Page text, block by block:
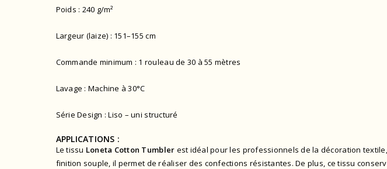
Poids : 240 g/m²
Largeur (laize) : 151–155 cm
Commande minimum : 1 rouleau de 30 à 55 mètres
Lavage : Machine à 30°C
Série Design : Liso – uni structuré
APPLICATIONS :
Le tissu Loneta Cotton Tumbler est idéal pour les professionnels de la décoration
finition souple, il permet de réaliser des confections résistantes. De plus, ce tissu